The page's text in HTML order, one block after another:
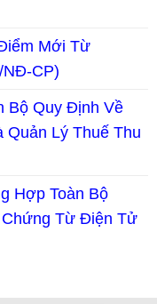
Mới Từ
NĐ-CP)
Bộ Quy Định Về
Quản Lý Thuế Thu
Hợp Toàn Bộ
Từ Điện Tử